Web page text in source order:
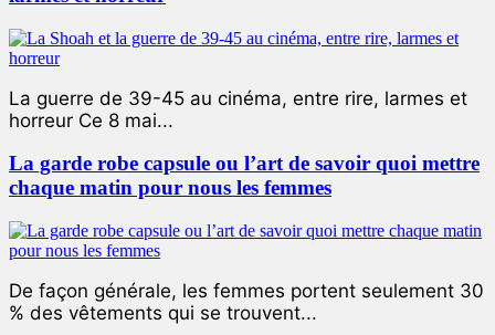
La guerre de 39-45 au cinéma, entre rire, larmes et
horreur Ce 8 mai...
La garde robe capsule ou l’art de savoir quoi mettre
chaque matin pour nous les femmes
De façon générale, les femmes portent seulement 30
% des vêtements qui se trouvent...